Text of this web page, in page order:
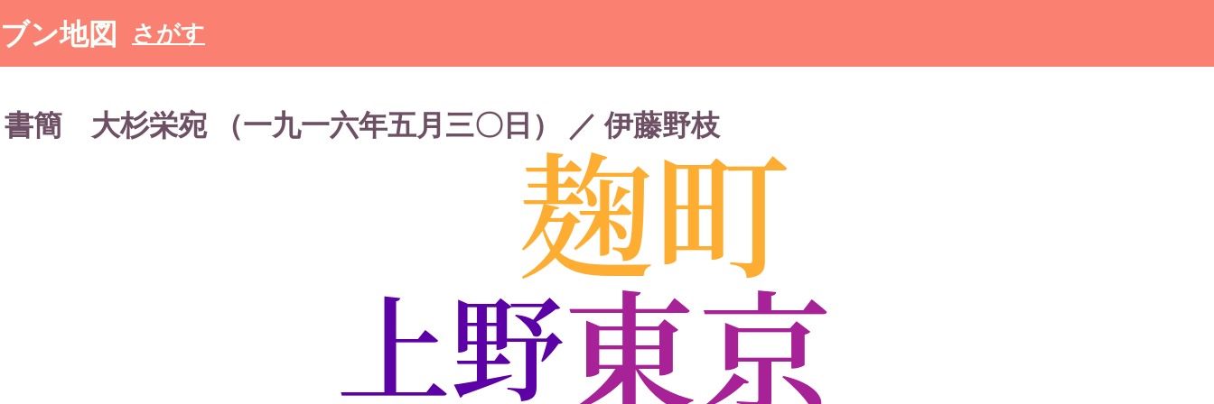
ブン地図 さがす
書簡 大杉栄宛 （一九一六年五月三〇日） ／ 伊藤野枝